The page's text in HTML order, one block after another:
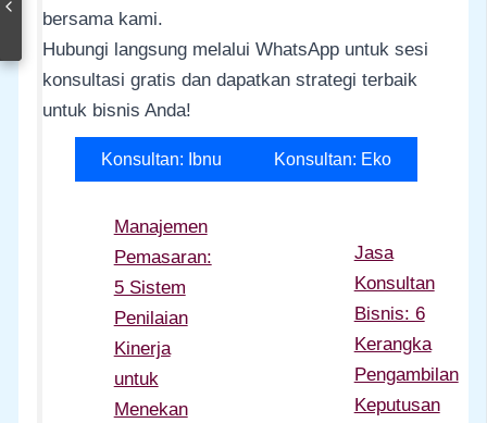
bersama kami.
Hubungi langsung melalui WhatsApp untuk sesi
konsultasi gratis dan dapatkan strategi terbaik
untuk bisnis Anda!
Konsultan: Ibnu Konsultan: Eko
Manajemen
Pemasaran:
5 Sistem
Penilaian
Kinerja
untuk
Menekan
Jasa
Konsultan
Bisnis: 6
Kerangka
Pengambilan
Keputusan